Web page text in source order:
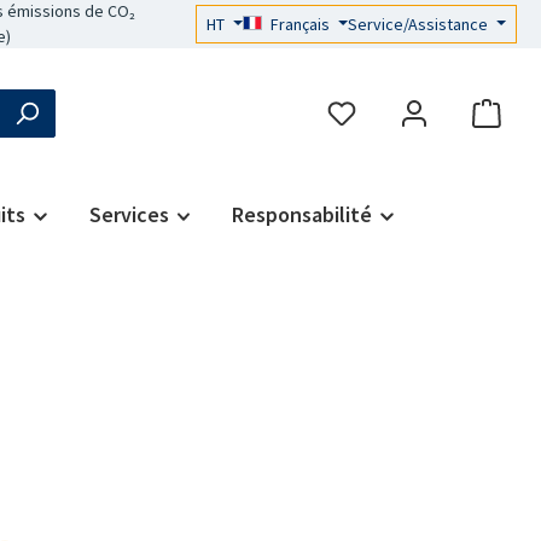
de CO₂
HT Français Service/Assistance
Services Responsabilité